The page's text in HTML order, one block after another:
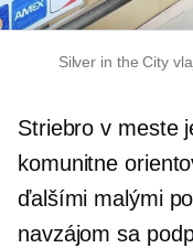
Silver in the City
Striebro v meste
komunitne
ďalšími malými
navzájom sa